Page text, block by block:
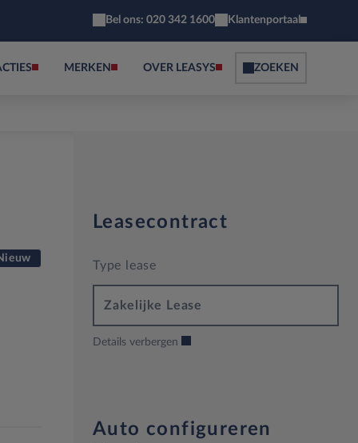
Bel ons: 020 342 1600 Klantenportaal
MERKEN OVER LEASYS ZOEKEN
Leasecontract
Type lease
Zakelijke Lease
Details verbergen
Auto configureren